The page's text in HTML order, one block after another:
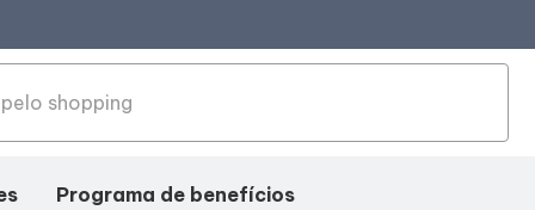
Programa de benefícios